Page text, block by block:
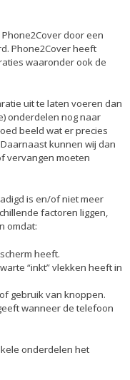
door een
Phone2Cover heeft
waaronder ook de
uit te laten voeren dan
onderdelen nog naar
beeld wat er precies
kunnen wij dan
vervangen moeten
is en/of niet meer
factoren liggen,
omdat:
heeft.
“inkt” vlekken heeft in
gebruik van knoppen.
wanneer de telefoon
onderdelen het